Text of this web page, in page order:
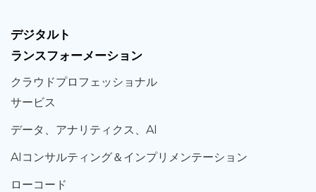
デジタルト
ランスフォーメーション
クラウドプロフェッショナル
サービス
データ、 アナリティクス、 AI
AIコンサルティング＆ インプリメンテーション
ローコード